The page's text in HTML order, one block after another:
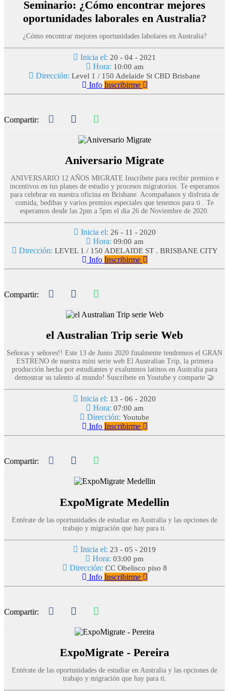
Seminario: ¿Cómo encontrar mejores
oportunidades laborales en Australia?
¿Cómo encontrar mejores oportunidades labolares en Australia?
Inicia el: 20 - 04 - 2021
Hora: 10:00 am
Dirección: Level 1 / 150 Adelaide St CBD Brisbane
Info Inscribirme
Compartir:
Aniversario Migrate
ANIVERSARIO 12 AÑOS MIGRATE Inscríbete para recibir premios e
incentivos en tus planes de estudio y procesos migratorios. Te esperamos
para celebrar en nuestra oficina en Brisbane. Acompañanos y disfruta de
comida, bedibas y varios premios especiales que tenemos para ti . Te
esperamos desde las 2pm a 5pm el dia 26 de Noviembre de 2020.
Inicia el: 26 - 11 - 2020
Hora: 09:00 am
Dirección: LEVEL 1 / 150 ADELAIDE ST . BRISBANE CITY
Info Inscribirme
Compartir:
el Australian Trip serie Web
Señoras y señores!! Este 13 de Junio 2020 finalmente tendremos el GRAN
ESTRENO de nuestra mini serie web El Australian Trip, la primera
producción hecha por estudiantes y exalumnos latinos en Australia para
demostrar su talento al mundo! Suscribete en Youtube y comparte 🤝
Inicia el: 13 - 06 - 2020
Hora: 07:00 am
Dirección: Youtube
Info Inscribirme
Compartir:
ExpoMigrate Medellin
Entérate de las oportunidades de estudiar en Australia y las opciones de
trabajo y migración que hay para ti.
Inicia el: 23 - 05 - 2019
Hora: 03:00 pm
Dirección: CC Obelisco piso 8
Info Inscribirme
Compartir:
ExpoMigrate - Pereira
Entérate de las oportunidades de estudiar en Australia y las opciones de
trabajo y migración que hay para ti.